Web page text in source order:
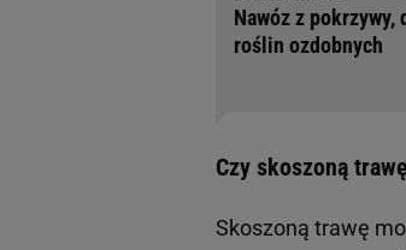
Nawóz z pokrzywy,
roślin ozdobnych
Czy skoszoną
Skoszoną trawę